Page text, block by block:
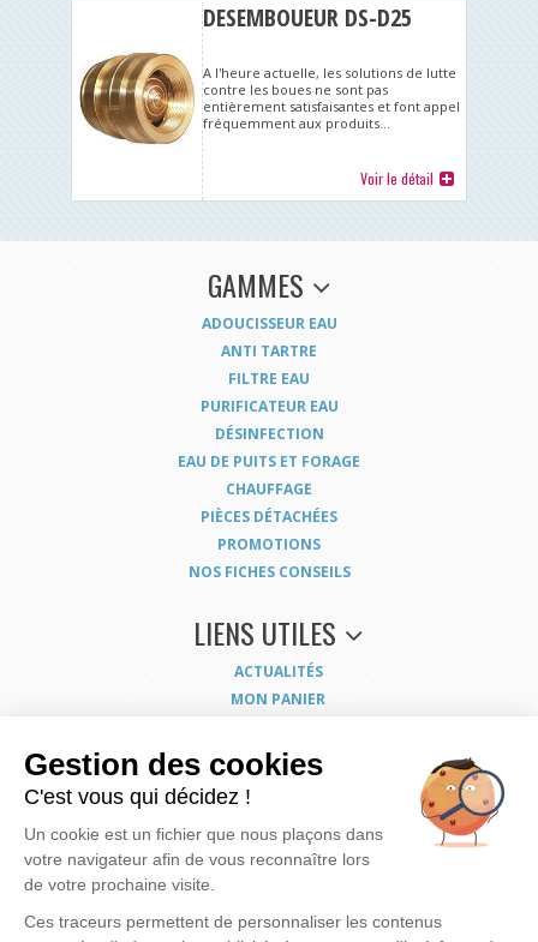
DESEMBOUEUR DS-D25
A l'heure actuelle, les solutions de lutte
contre les boues ne sont pas
entièrement satisfaisantes et font appel
fréquemment aux produits...
Voir le détail
GAMMES
ADOUCISSEUR EAU
ANTI TARTRE
FILTRE EAU
PURIFICATEUR EAU
DÉSINFECTION
EAU DE PUITS ET FORAGE
CHAUFFAGE
PIÈCES DÉTACHÉES
PROMOTIONS
NOS FICHES CONSEILS
LIENS UTILES
ACTUALITÉS
MON PANIER
NOUS CONTACTER
COORDONNÉES
CONDITIONS GÉNÉRALES DE VENTE
MENTIONS LÉGALES
POLITIQUE DE CONFIDENTIALITÉ
EXERCEZ VOS DROITS
PLAN DU SITE
Gestion des cookies
C'est vous qui décidez !
Un cookie est un fichier que nous plaçons dans
votre navigateur afin de vous reconnaître lors
de votre prochaine visite.
Ces traceurs permettent de personnaliser les contenus